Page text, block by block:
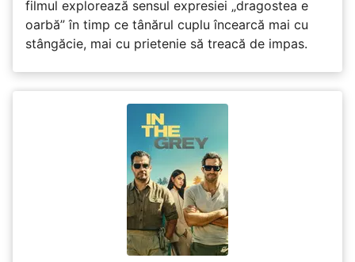
filmul explorează sensul expresiei „dragostea e
oarbă” în timp ce tânărul cuplu încearcă mai cu
stângăcie, mai cu prietenie să treacă de impas.